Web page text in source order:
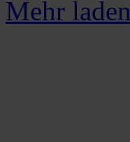
Mehr laden